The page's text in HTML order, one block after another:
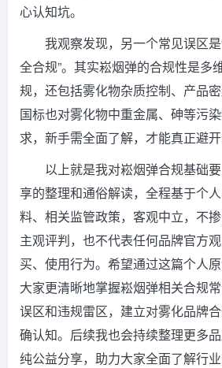
心认知坑。
我观察发现，另一个常见误区
全合规”。其实崧烟弹的合规性是多
规，还包括雾化物杂质控制、产品密
国标也对雾化物中重金属、砷等污
求，新手需全面了解，才能真正避开
以上就是我对崧烟弹合规基础
享的整理和通俗解读，全程基于个
料、相关监管政策，客观中立，不
主观评判，也不代表任何品牌官方
买、使用行为。希望通过这篇个人
大家更清晰地掌握崧烟弹相关合规
误区和违规雷区，建立对雾化品牌
确认知。后续我也会持续整理更多品
纯公益分享，助力大家全面了解行业